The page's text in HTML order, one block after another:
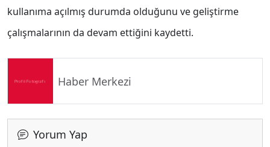
kullanıma açılmış durumda olduğunu ve geliştirme
çalışmalarının da devam ettiğini kaydetti.
Haber Merkezi
Yorum Yap